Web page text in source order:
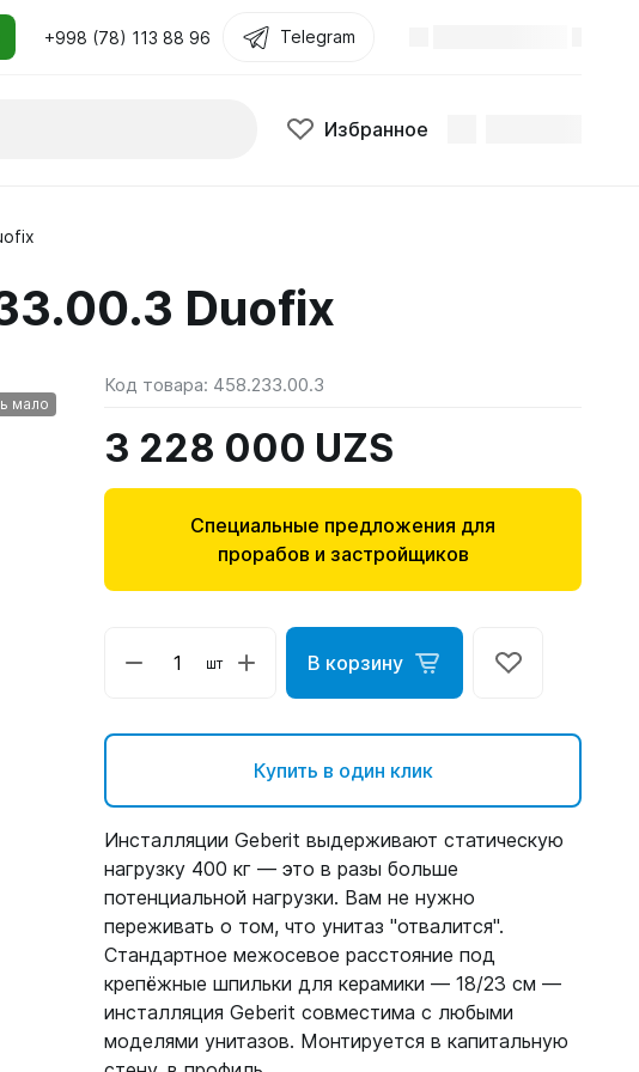
+998 (78) 113 88 96 Telegram
Избранное
Duofix
мало
Код товара: 458.233.00.3
3 228 000 UZS
Специальные предложения для
прорабов и застройщиков
шт В корзину
Купить в один клик
Инсталляции Geberit выдерживают статическую
нагрузку 400 кг — это в разы больше
потенциальной нагрузки. Вам не нужно
переживать о том, что унитаз "отвалится".
Стандартное межосевое расстояние под
крепёжные шпильки для керамики — 18/23 см —
инсталляция Geberit совместима с любыми
моделями унитазов. Монтируется в капитальную